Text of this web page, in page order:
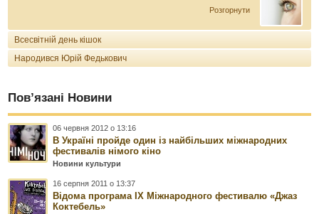
Розгорнути
Всесвітній день кішок
Народився Юрій Федькович
Пов’язані Новини
06 червня 2012 о 13:16
В Україні пройде один із найбільших міжнародних
фестивалів німого кіно
Новини культури
16 серпня 2011 о 13:37
Відома програма IX Міжнародного фестивалю «Джаз
Коктебель»